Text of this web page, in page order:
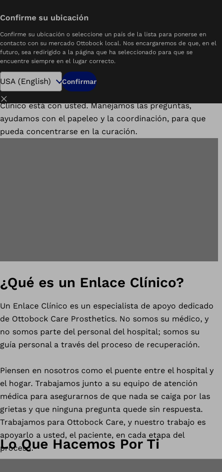
Confirme su ubicación
Confirme su ubicación o seleccione un país de la lista para ponerse en
contacto con su mercado Ottobock local. Nos encargaremos de que, en el
futuro, sea redirigido a la página que ha seleccionado para que se
encuentre siempre en el lugar correcto.
Confirmar
Contáctanos
Desde el momento en que sale del hospital hasta el día
en que da sus primeros pasos en casa, su Enlace
Clínico está con usted. Manejamos las preguntas,
ayudamos con el papeleo y la coordinación, para que
pueda concentrarse en la curación.
¿Qué es un Enlace Clínico?
Un Enlace Clínico es un especialista de apoyo dedicado
de Ottobock Care Prosthetics. No somos su médico, y
no somos parte del personal del hospital; somos su
guía personal a través del proceso de recuperación.
Piensen en nosotros como el puente entre el hospital y
el hogar. Trabajamos junto a su equipo de atención
médica para asegurarnos de que nada se caiga por las
grietas y que ninguna pregunta quede sin respuesta.
Trabajamos para Ottobock Care, y nuestro trabajo es
apoyarlo a usted, el paciente, en cada etapa del
proceso.
Lo Que Hacemos Por Ti